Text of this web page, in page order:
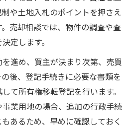
や土地入札のポイントを押さえ
売却相談では、物件の調査や査
定します。
進め、買主が決まり次第、売買
後、登記手続きに必要な書類を
て所有権移転登記を行います。
業用地の場合、追加の行政手続
あるため、早めに確認しておく